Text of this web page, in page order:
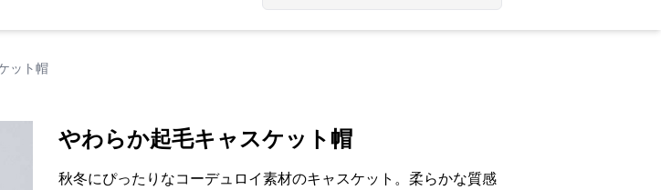
ット帽
やわらか起毛キャスケット帽
秋冬にぴったりなコーデュロイ素材のキャスケット。柔らかな質感